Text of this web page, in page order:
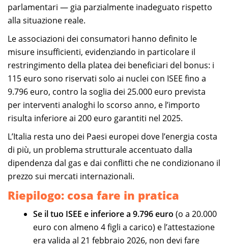
parlamentari — gia parzialmente inadeguato rispetto
alla situazione reale.
Le associazioni dei consumatori hanno definito le
misure insufficienti, evidenziando in particolare il
restringimento della platea dei beneficiari del bonus: i
115 euro sono riservati solo ai nuclei con ISEE fino a
9.796 euro, contro la soglia dei 25.000 euro prevista
per interventi analoghi lo scorso anno, e l’importo
risulta inferiore ai 200 euro garantiti nel 2025.
L’Italia resta uno dei Paesi europei dove l’energia costa
di più, un problema strutturale accentuato dalla
dipendenza dal gas e dai conflitti che ne condizionano il
prezzo sui mercati internazionali.
Riepilogo: cosa fare in pratica
Se il tuo ISEE e inferiore a 9.796 euro (o a 20.000
euro con almeno 4 figli a carico) e l’attestazione
era valida al 21 febbraio 2026, non devi fare